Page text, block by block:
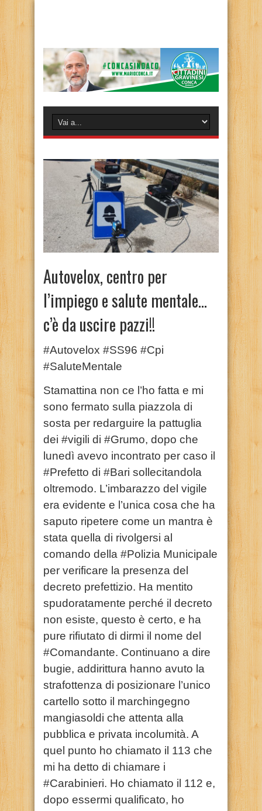
Autovelox, centro per
l’impiego e salute mentale…
c’è da uscire pazzi!!
#Autovelox #SS96 #Cpi
#SaluteMentale
Stamattina non ce l’ho fatta e mi
sono fermato sulla piazzola di
sosta per redarguire la pattuglia
dei #vigili di #Grumo, dopo che
lunedì avevo incontrato per caso il
#Prefetto di #Bari sollecitandola
oltremodo. L’imbarazzo del vigile
era evidente e l’unica cosa che ha
saputo ripetere come un mantra è
stata quella di rivolgersi al
comando della #Polizia Municipale
per verificare la presenza del
decreto prefettizio. Ha mentito
spudoratamente perché il decreto
non esiste, questo è certo, e ha
pure rifiutato di dirmi il nome del
#Comandante. Continuano a dire
bugie, addirittura hanno avuto la
strafottenza di posizionare l’unico
cartello sotto il marchingegno
mangiasoldi che attenta alla
pubblica e privata incolumità. A
quel punto ho chiamato il 113 che
mi ha detto di chiamare i
#Carabinieri. Ho chiamato il 112 e,
dopo essermi qualificato, ho